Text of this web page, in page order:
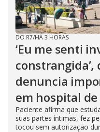
DO R7/HÁ 3 HORAS
‘Eu me senti
denuncia
em hospital de
Paciente afirma que
suas partes íntimas, fez
tocou sem autorização